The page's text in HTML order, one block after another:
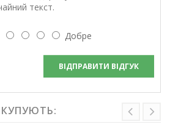
текст.
Добре
ВІДПРАВИТИ ВІДГУК